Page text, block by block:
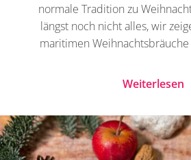
normale Tradition zu
längst noch nicht alles, wir
maritimen
Weiterlesen